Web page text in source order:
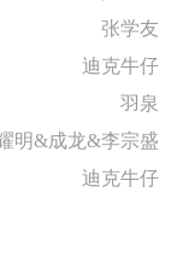
张学友
迪克牛仔
羽泉
明&成龙&李宗盛
迪克牛仔